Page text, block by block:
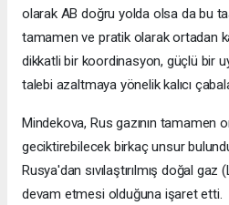
olarak AB doğru yolda olsa da bu
tamamen ve pratik olarak ortadan
dikkatli bir koordinasyon, güçlü bir
talebi azaltmaya yönelik kalıcı
Mindekova, Rus gazının tamamen
geciktirebilecek birkaç unsur
Rusya'dan sıvılaştırılmış doğal gaz
devam etmesi olduğuna işaret etti.